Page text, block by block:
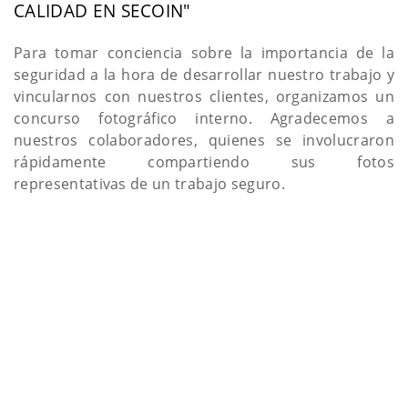
CALIDAD EN SECOIN"
Para tomar conciencia sobre la importancia de la
seguridad a la hora de desarrollar nuestro trabajo y
vincularnos con nuestros clientes, organizamos un
concurso fotográfico interno. Agradecemos a
nuestros colaboradores, quienes se involucraron
rápidamente compartiendo sus fotos
representativas de un trabajo seguro.